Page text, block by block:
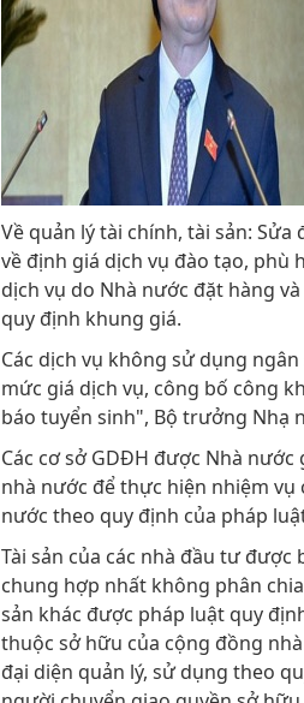
Về quản lý tài chính, tài sản:
về định giá dịch vụ đào tạo, phù
dịch vụ do Nhà nước đặt hàng
quy định khung giá.
Các dịch vụ không sử dụng
mức giá dịch vụ, công bố công
báo tuyển sinh", Bộ trưởng Nhạ
Các cơ sở GDĐH được Nhà
nhà nước để thực hiện nhiệm
nước theo quy định của pháp
Tài sản của các nhà đầu tư
chung hợp nhất không phân
sản khác được pháp luật quy
thuộc sở hữu của cộng đồng
đại diện quản lý, sử dụng theo